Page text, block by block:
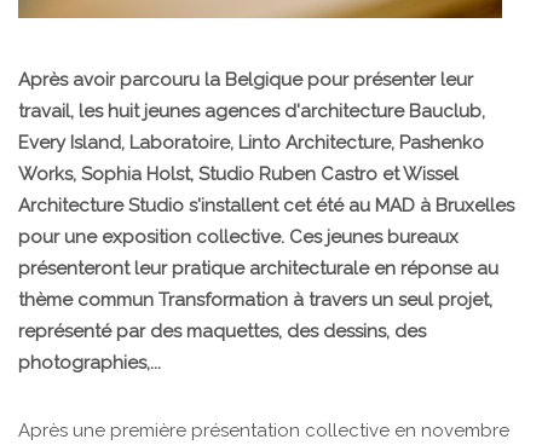
Après avoir parcouru la Belgique pour présenter leur
travail, les huit jeunes agences d'architecture Bauclub,
Every Island, Laboratoire, Linto Architecture, Pashenko
Works, Sophia Holst, Studio Ruben Castro et Wissel
Architecture Studio s'installent cet été au MAD à Bruxelles
pour une exposition collective. Ces jeunes bureaux
présenteront leur pratique architecturale en réponse au
thème commun Transformation à travers un seul projet,
représenté par des maquettes, des dessins, des
photographies,...
Après une première présentation collective en novembre